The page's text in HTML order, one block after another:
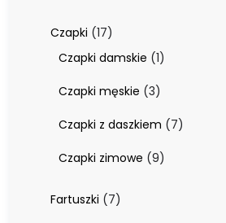
Czapki 1717
produktów
Czapki damskie 11
Czapki męskie 33
Czapki z daszkiem
77
Czapki zimowe 99
Fartuszki
77